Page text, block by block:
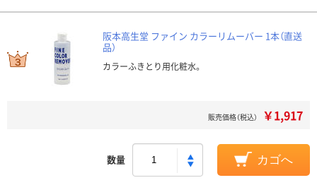
阪本高生堂 ファイン カラーリムーバー 1本（直送
品）
カラーふきとり用化粧水。
販売価格（税込） ￥1,917
数量 カゴへ